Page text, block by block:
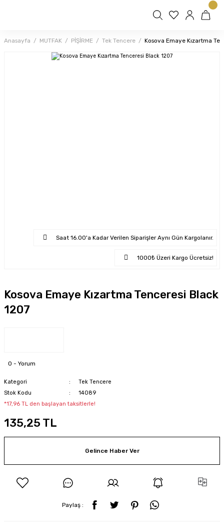
Anasayfa MUTFAK PİŞİRME Tek Tencere Kosova Emaye Kızartma
Saat 16.00'a Kadar Verilen Siparişler Aynı Gün Kargolanır.
1000₺ Üzeri Kargo Ücretsiz!
Kosova Emaye Kızartma Tenceresi Black
1207
0 - Yorum
Kategori
Tek Tencere
Stok Kodu
14089
*17,96 TL den başlayan taksitlerle!
135,25 TL
Gelince Haber Ver
Paylaş :